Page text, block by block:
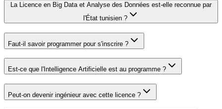
La Licence en Big Data et Analyse des Données est-elle reconnue par
l'État tunisien ?
Faut-il savoir programmer pour s'inscrire ?
Est-ce que l'Intelligence Artificielle est au programme ?
Peut-on devenir ingénieur avec cette licence ?